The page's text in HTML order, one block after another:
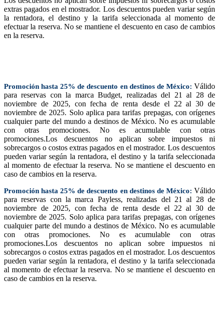
extras pagados en el mostrador. Los descuentos pueden variar según
la rentadora, el destino y la tarifa seleccionada al momento de
efectuar la reserva. No se mantiene el descuento en caso de cambios
en la reserva.
Promoción hasta 25% de descuento en destinos de México: Válido
para reservas con la marca Budget, realizadas del 21 al 28 de
noviembre de 2025, con fecha de renta desde el 22 al 30 de
noviembre de 2025. Solo aplica para tarifas prepagas, con orígenes
cualquier parte del mundo a destinos de México. No es acumulable
con otras promociones. No es acumulable con otras
promociones.Los descuentos no aplican sobre impuestos ni
sobrecargos o costos extras pagados en el mostrador. Los descuentos
pueden variar según la rentadora, el destino y la tarifa seleccionada
al momento de efectuar la reserva. No se mantiene el descuento en
caso de cambios en la reserva.
Promoción hasta 25% de descuento en destinos de México: Válido
para reservas con la marca Payless, realizadas del 21 al 28 de
noviembre de 2025, con fecha de renta desde el 22 al 30 de
noviembre de 2025. Solo aplica para tarifas prepagas, con orígenes
cualquier parte del mundo a destinos de México. No es acumulable
con otras promociones. No es acumulable con otras
promociones.Los descuentos no aplican sobre impuestos ni
sobrecargos o costos extras pagados en el mostrador. Los descuentos
pueden variar según la rentadora, el destino y la tarifa seleccionada
al momento de efectuar la reserva. No se mantiene el descuento en
caso de cambios en la reserva.